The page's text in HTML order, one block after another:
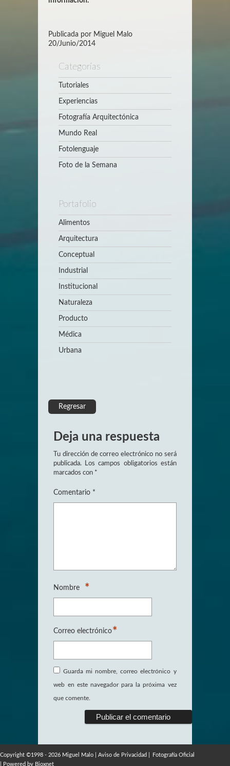
Publicada por Miguel Malo
20/Junio/2014
Categorías
Tutoriales
Experiencias
Fotografía Arquitectónica
Mundo Real
Fotolenguaje
Foto de la Semana
Portafolio
Alimentos
Arquitectura
Conceptual
Industrial
Institucional
Naturaleza
Producto
Médica
Urbana
Regresar
Deja una respuesta
Tu dirección de correo electrónico no será
publicada.
Los campos obligatorios están
marcados con *
Comentario *
Nombre *
Correo electrónico*
Guarda mi nombre, correo electrónico y
web en este navegador para la próxima vez
que comente.
Copyright ©1998 - 2026 Miguel Malo | Aviso de Privacidad
Fotografía Oficial
| Powered by Bioxnet